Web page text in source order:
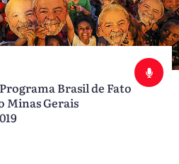
Brasil de Fato
Minas Gerais